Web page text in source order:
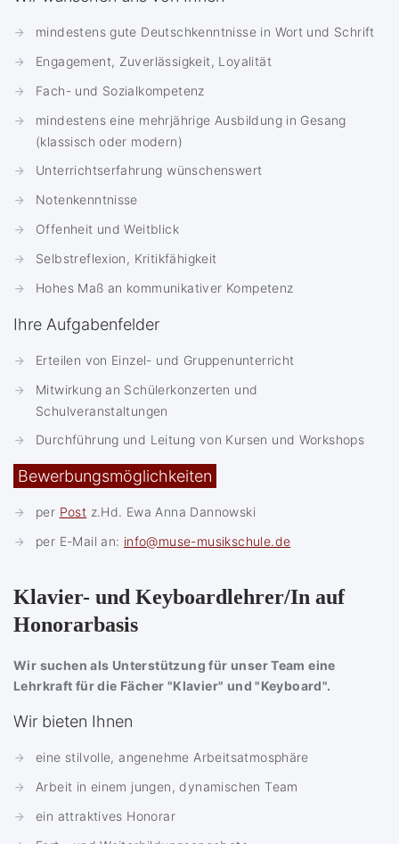
mindestens gute Deutschkenntnisse in Wort und Schrift
Engagement, Zuverlässigkeit, Loyalität
Fach- und Sozialkompetenz
mindestens eine mehrjährige Ausbildung in Gesang
(klassisch oder modern)
Unterrichtserfahrung wünschenswert
Notenkenntnisse
Offenheit und Weitblick
Selbstreflexion, Kritikfähigkeit
Hohes Maß an kommunikativer Kompetenz
Ihre Aufgabenfelder
Erteilen von Einzel- und Gruppenunterricht
Mitwirkung an Schülerkonzerten und
Schulveranstaltungen
Durchführung und Leitung von Kursen und Workshops
Bewerbungsmöglichkeiten
per Post z.Hd. Ewa Anna Dannowski
per E-Mail an: info@muse-musikschule.de
Klavier- und Keyboardlehrer/In auf
Honorarbasis
Wir suchen als Unterstützung für unser Team eine
Lehrkraft für die Fächer "Klavier" und "Keyboard".
Wir bieten Ihnen
eine stilvolle, angenehme Arbeitsatmosphäre
Arbeit in einem jungen, dynamischen Team
ein attraktives Honorar